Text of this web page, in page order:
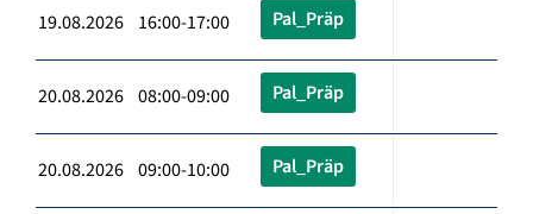
19.08.2026 16:00-17:00 Pal_Präp
20.08.2026 08:00-09:00 Pal_Präp
20.08.2026 09:00-10:00 Pal_Präp